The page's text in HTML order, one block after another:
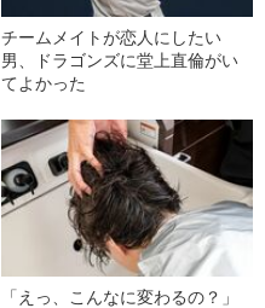
チームメイトが恋人にしたい
男、ドラゴンズに堂上直倫がい
てよかった
「えっ、こんなに変わるの？」